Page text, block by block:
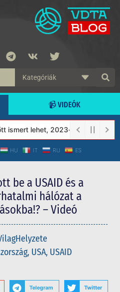
📹 VIDEÓK
lehet, 2023-tól a Védett
HU IT RU ES
be a USAID és a
hálózat a
– Videó
, USA, USAID
Telegram Twitter